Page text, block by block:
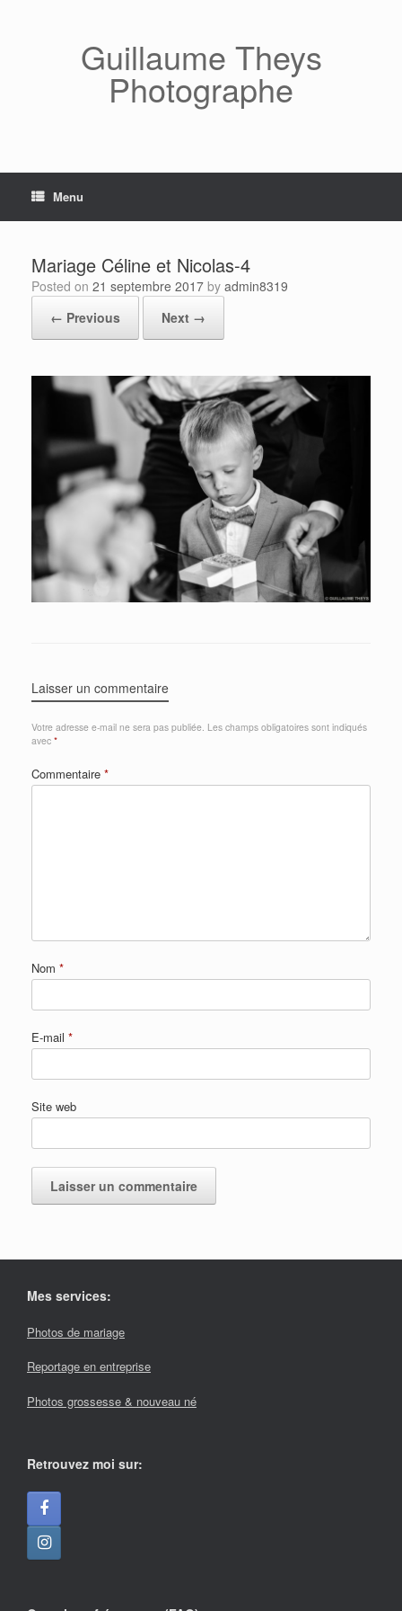
Guillaume Theys
Photographe
Menu
Mariage Céline et Nicolas-4
Posted on 21 septembre 2017 by admin8319
← Previous
Next →
Laisser un commentaire
Votre adresse e-mail ne sera pas publiée. Les champs obligatoires sont indiqués
avec *
Commentaire *
Nom *
E-mail *
Site web
Mes services:
Photos de mariage
Reportage en entreprise
Photos grossesse & nouveau né
Retrouvez moi sur: